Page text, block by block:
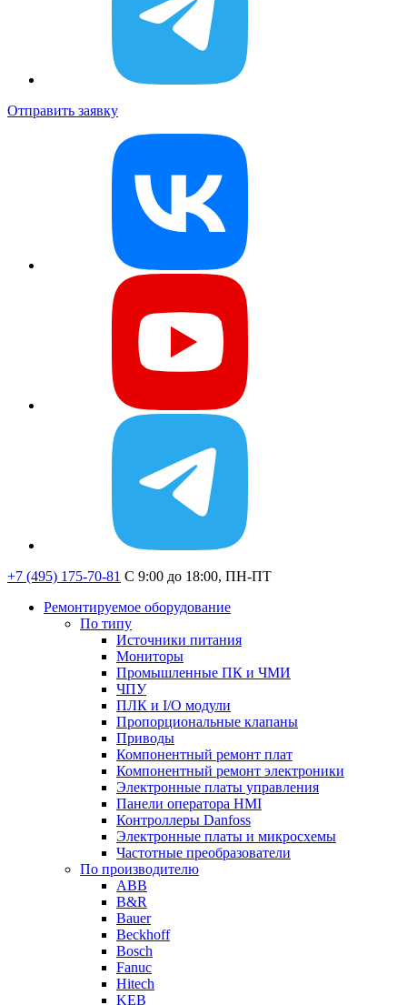
Отправить заявку
+7 (495) 175-70-81 C 9:00 до 18:00, ПН-ПТ
Ремонтируемое оборудование
По типу
Источники питания
Мониторы
Промышленные ПК и ЧМИ
ЧПУ
ПЛК и I/O модули
Пропорциональные клапаны
Приводы
Компонентный ремонт плат
Компонентный ремонт электроники
Электронные платы управления
Панели оператора HMI
Контроллеры Danfoss
Электронные платы и микросхемы
Частотные преобразователи
По производителю
ABB
B&R
Bauer
Beckhoff
Bosch
Fanuc
Hitech
KEB